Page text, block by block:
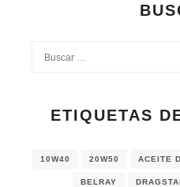
ETIQUETAS
10W40 20W50 ACEITE
BELRAY